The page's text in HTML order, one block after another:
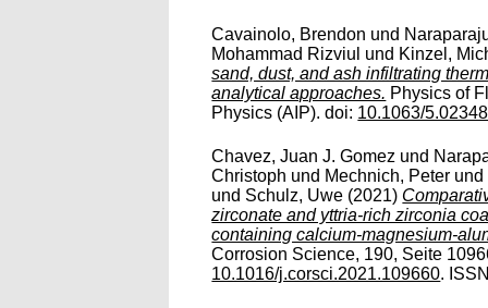
Cavainolo, Brendon und
Mohammad Rizviul und Kinzel,
sand, dust, and ash infiltrating
analytical approaches. Physics of
Physics (AIP). doi: 10.1063/
Chavez, Juan J. Gomez und
Christoph und Mechnich, Peter und
und Schulz, Uwe (2021)
zirconate and yttria-rich zirconia
containing calcium-magnesium-
Corrosion Science, 190, Seite
10.1016/j.corsci.2021.109660.